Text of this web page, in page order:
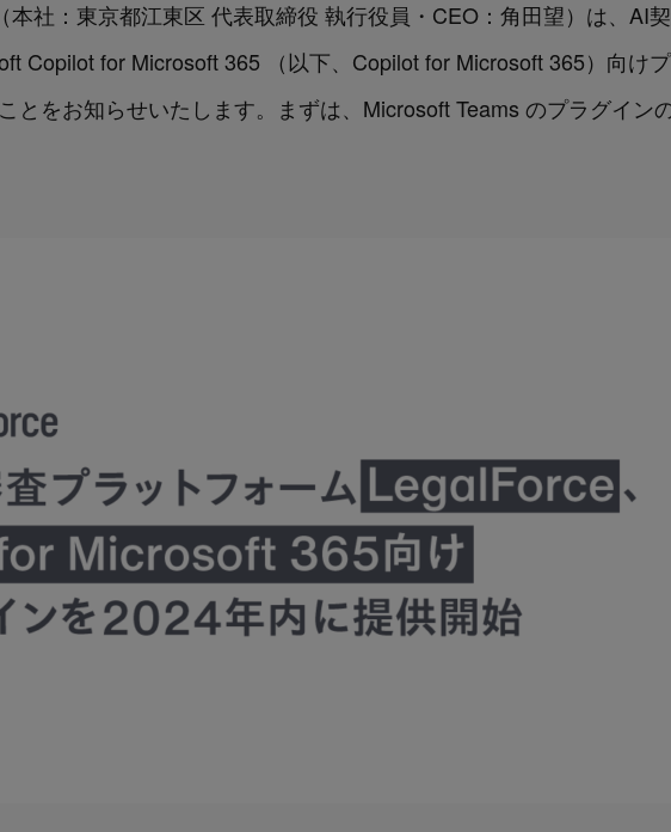
本社：東京都江東区 代表取締役 執行役員・CEO：角田望）は、AI
Copilot for Microsoft 365 （以下、Copilot for Microsoft 365）向けプ
とをお知らせいたします。まずは、Microsoft Teams のプラグイン